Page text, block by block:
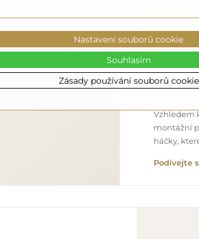
Vzhledem
montážní
háčky,
Podívejte
Zásady používání souborů cookie
Nastavení souborů cookie
Souhlasím